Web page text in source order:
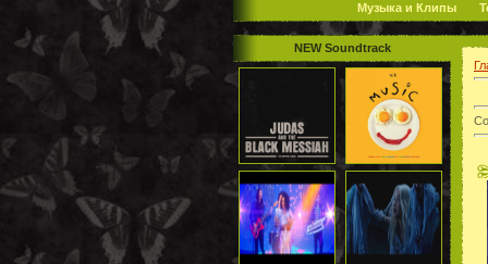
Музыка и Клипы
NEW Soundtrack